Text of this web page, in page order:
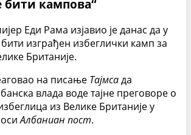
бити кампова“
Еди Рама изјавио је данас да у
изграђен избеглички камп за
Британије.
на писање Тајмсада
влада воде тајне преговоре о
из Велике Британије у
Албаниан пост.